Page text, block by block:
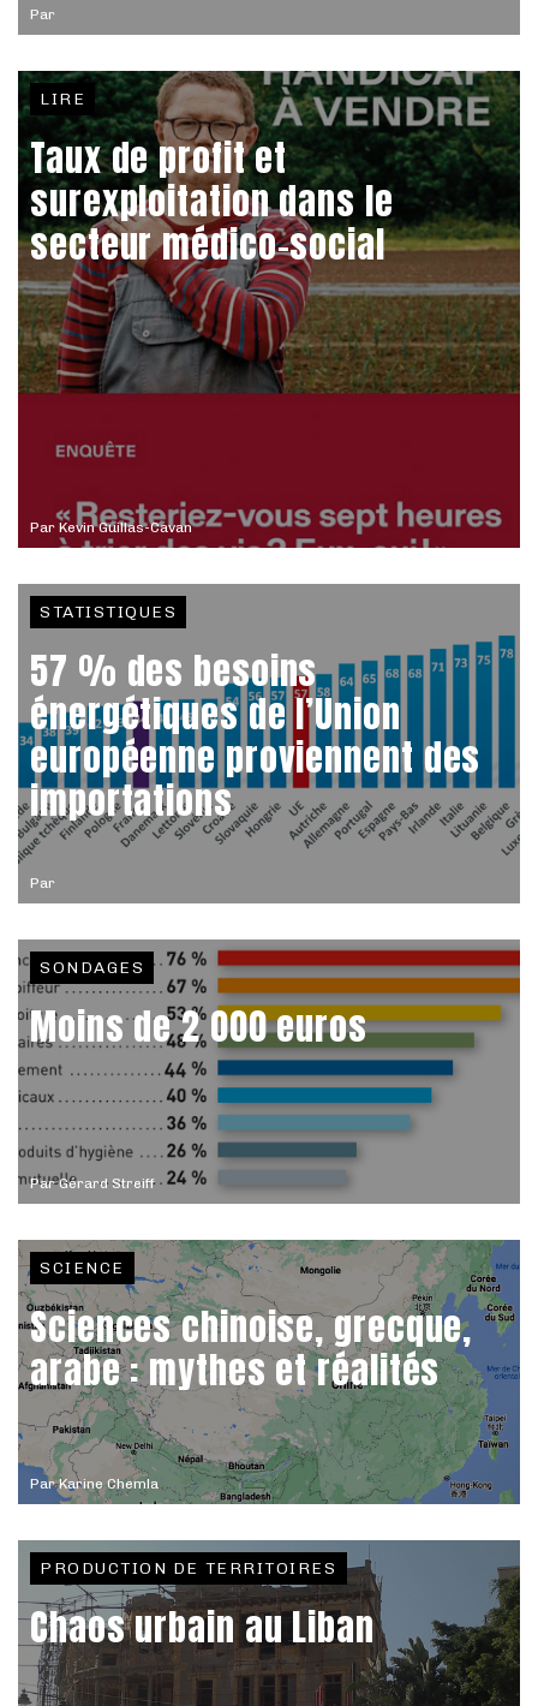
Par
Par Kevin Guillas-Cavan
LIRE
Taux de profit et
surexploitation dans le
secteur médico-social
Par
STATISTIQUES
57 % des besoins
énergétiques de l’Union
européenne proviennent des
importations
ParGérard Streiff
SONDAGES
Moins de 2 000 euros
ParKarine Chemla
SCIENCE
Sciences chinoise, grecque,
arabe : mythes et réalités
PRODUCTION DE TERRITOIRES
Chaos urbain au Liban